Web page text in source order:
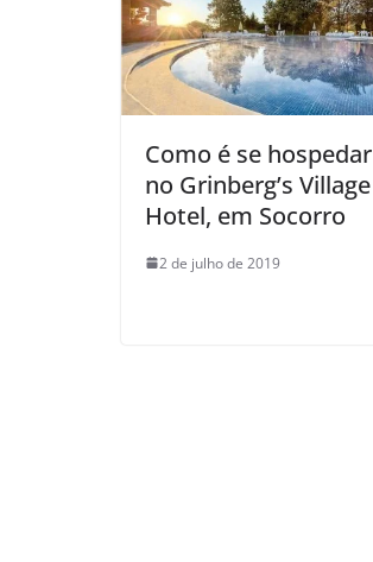
Como é se hospedar
no Grinberg’s Village
Hotel, em Socorro
2 de julho de 2019